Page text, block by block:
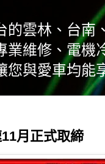
的雲林、台
業維修、電
與愛車均能
月正式取締